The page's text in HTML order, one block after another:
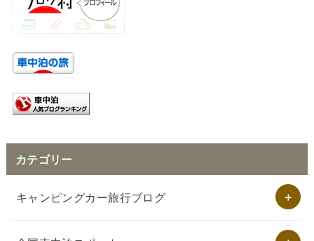
カテゴリー
キャンピングカー旅行ブログ